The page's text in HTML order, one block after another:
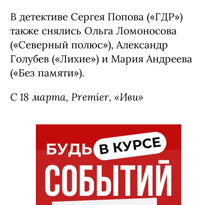
В детективе Сергея Попова («ГДР»)
также снялись Ольга Ломоносова
(«Северный полюс»), Александр
Голубев («Лихие») и Мария Андреева
(«Без памяти»).
С 18 марта, Premier, «Иви»